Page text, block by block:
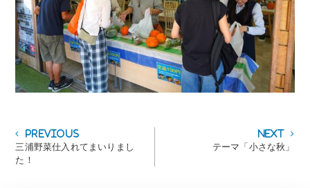
投
稿
ナ
PreviousPrevious
post:
三浦野菜仕入れてまいりまし
た！
Next
テーマ「小さな秋」